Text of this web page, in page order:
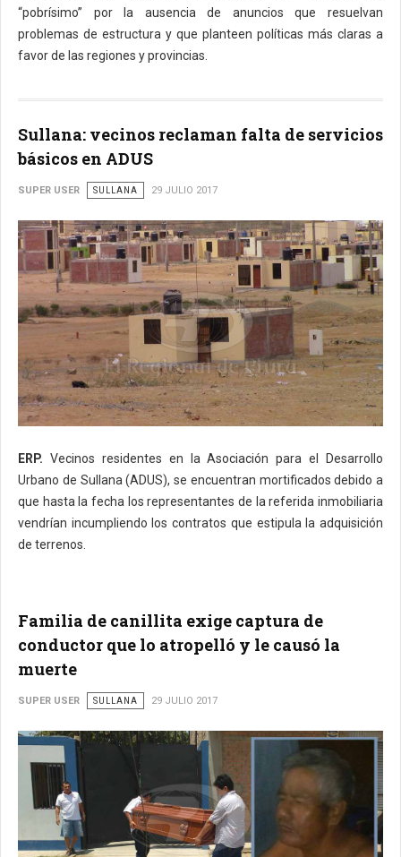
“pobrísimo” por la ausencia de anuncios que resuelvan
problemas de estructura y que planteen políticas más claras a
favor de las regiones y provincias.
Sullana: vecinos reclaman falta de servicios
básicos en ADUS
SUPER USER SULLANA 29 JULIO 2017
ERP. Vecinos residentes en la Asociación para el Desarrollo
Urbano de Sullana (ADUS), se encuentran mortificados debido a
que hasta la fecha los representantes de la referida inmobiliaria
vendrían incumpliendo los contratos que estipula la adquisición
de terrenos.
Familia de canillita exige captura de
conductor que lo atropelló y le causó la
muerte
SUPER USER SULLANA 29 JULIO 2017